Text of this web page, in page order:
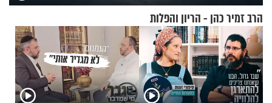
הרב זמיר כהן - הריון והפלות